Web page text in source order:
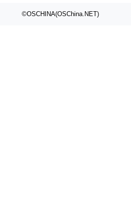
©OSCHINA(OSChina.NET)